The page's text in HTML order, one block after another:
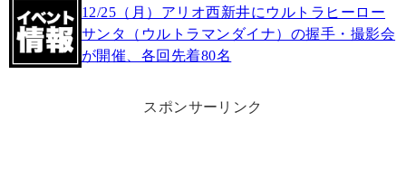
12/25（月）アリオ西新井にウルトラヒーロー
サンタ（ウルトラマンダイナ）の握手・撮影会
が開催、各回先着80名
スポンサーリンク